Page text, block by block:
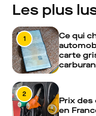
Les plus
1
Ce qui
carte
2
Prix des
en